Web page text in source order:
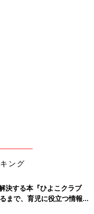
ング
決する本『ひよこクラブ
で、育児に役立つ情報が